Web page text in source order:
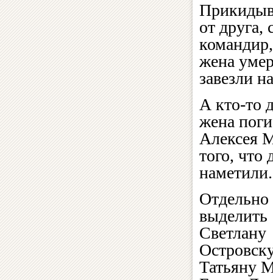
от
жена
завезли
А кто-то
жена
Алексея
того, что
наметили.
Отдельно
выделить
Светлану
Татьяну